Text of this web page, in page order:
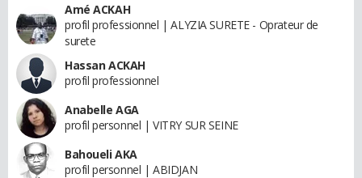
Amé ACKAH
profil professionnel | ALYZIA SURETE - Oprateur de
surete
Hassan ACKAH
profil professionnel
Anabelle AGA
profil personnel | VITRY SUR SEINE
Bahoueli AKA
profil personnel | ABIDJAN